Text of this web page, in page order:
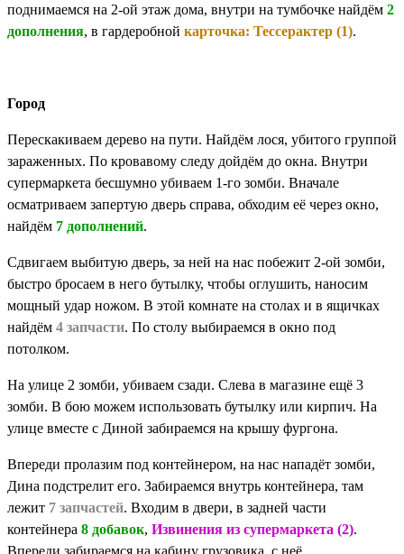
поднимаемся на 2-ой этаж дома, внутри на тумбочке найдём 2
дополнения, в гардеробной карточка: Тессерактер (1).
Город
Перескакиваем дерево на пути. Найдём лося, убитого группой
зараженных. По кровавому следу дойдём до окна. Внутри
супермаркета бесшумно убиваем 1-го зомби. Вначале
осматриваем запертую дверь справа, обходим её через окно,
найдём 7 дополнений.
Сдвигаем выбитую дверь, за ней на нас побежит 2-ой зомби,
быстро бросаем в него бутылку, чтобы оглушить, наносим
мощный удар ножом. В этой комнате на столах и в ящичках
найдём 4 запчасти. По столу выбираемся в окно под
потолком.
На улице 2 зомби, убиваем сзади. Слева в магазине ещё 3
зомби. В бою можем использовать бутылку или кирпич. На
улице вместе с Диной забираемся на крышу фургона.
Впереди пролазим под контейнером, на нас нападёт зомби,
Дина подстрелит его. Забираемся внутрь контейнера, там
лежит 7 запчастей. Входим в двери, в задней части
контейнера 8 добавок, Извинения из супермаркета (2).
Впереди забираемся на кабину грузовика, с неё